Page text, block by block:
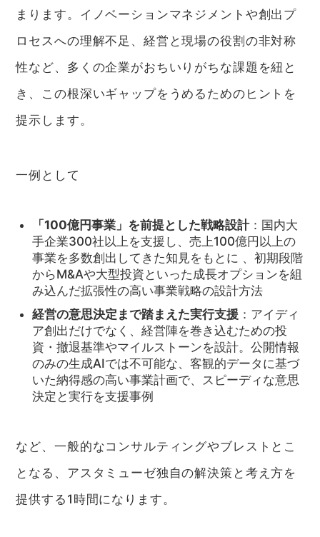
まります。イノベーションマネジメントや創出プ
ロセスへの理解不足、経営と現場の役割の非対称
性など、多くの企業がおちいりがちな課題を紐と
き、この根深いギャップをうめるためのヒントを
提示します。
一例として
「100億円事業」を前提とした戦略設計：国内大
手企業300社以上を支援し、売上100億円以上の
事業を多数創出してきた知見をもとに 、初期段階
からM&Aや大型投資といった成長オプションを組
み込んだ拡張性の高い事業戦略の設計方法
経営の意思決定まで踏まえた実行支援：アイディ
ア創出だけでなく、経営陣を巻き込むための投
資・撤退基準やマイルストーンを設計。公開情報
のみの生成AIでは不可能な、客観的データに基づ
いた納得感の高い事業計画で、スピーディな意思
決定と実行を支援事例
など、一般的なコンサルティングやブレストとこ
となる、アスタミューゼ独自の解決策と考え方を
提供する1時間になります。